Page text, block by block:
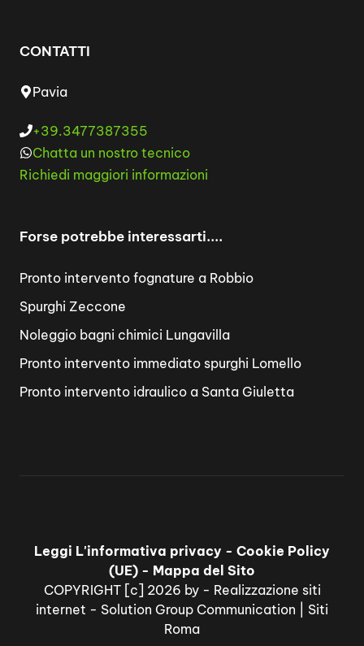
CONTATTI
Pavia
+39.3477387355
Chatta un nostro tecnico
Richiedi maggiori informazioni
Forse potrebbe interessarti....
Pronto intervento fognature a Robbio
Spurghi Zeccone
Noleggio bagni chimici Lungavilla
Pronto intervento immediato spurghi Lomello
Pronto intervento idraulico a Santa Giuletta
Leggi L'informativa privacy - Cookie Policy
(UE) - Mappa del Sito
COPYRIGHT [c] 2026 by - Realizzazione siti
internet - Solution Group Communication
Siti
Roma